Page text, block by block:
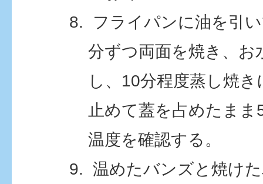
フライパンに油を引
分ずつ両面を焼き、お
し、10分程度蒸し焼
止めて蓋を占めたまま
温度を確認する。
温めたバンズと焼け